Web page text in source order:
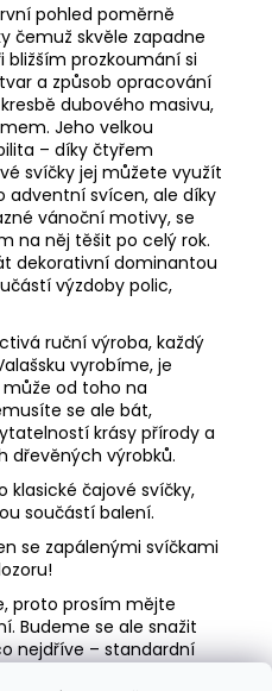
pohled poměrně
čemuž skvěle zapadne
bližším prozkoumání si
a způsob opracování
dubového masivu,
Jeho velkou
– díky čtyřem
svíčky jej můžete využít
adventní svícen, ale díky
vánoční motivy, se
na něj těšit po celý rok.
dekorativní dominantou
výzdoby polic,
ruční výroba, každý
vyrobíme, je
může od toho na
se ale bát,
krásy přírody a
dřevěných výrobků.
klasické čajové svíčky,
součástí balení.
se zapálenými svíčkami
proto prosím mějte
Budeme se ale snažit
nejdříve – standardní